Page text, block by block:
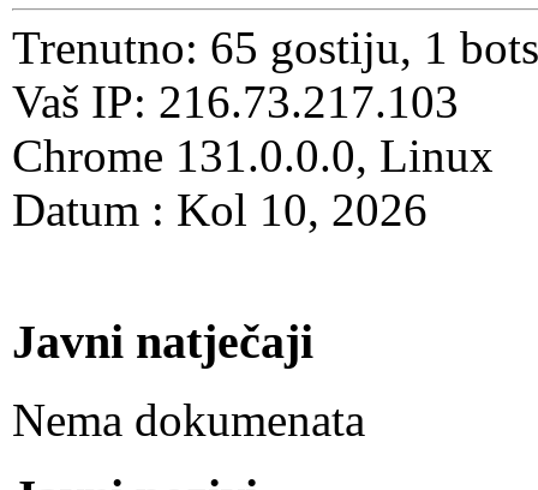
Trenutno: 65 gostiju, 1
Vaš IP: 216.73.217.103
Chrome 131.0.0.0, Linux
Datum : Kol 10, 2026
Javni natječaji
Nema dokumenata